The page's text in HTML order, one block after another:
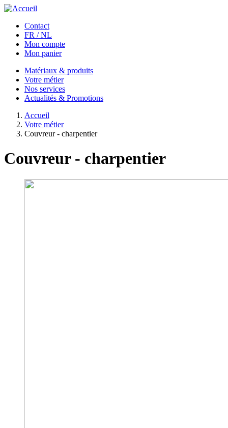
Aller au contenu principal
Contact
FR / NL
Mon compte
Mon panier
Matériaux & produits
Votre métier
Nos services
Actualités & Promotions
Accueil
Votre métier
Couvreur - charpentier
Couvreur - charpentier